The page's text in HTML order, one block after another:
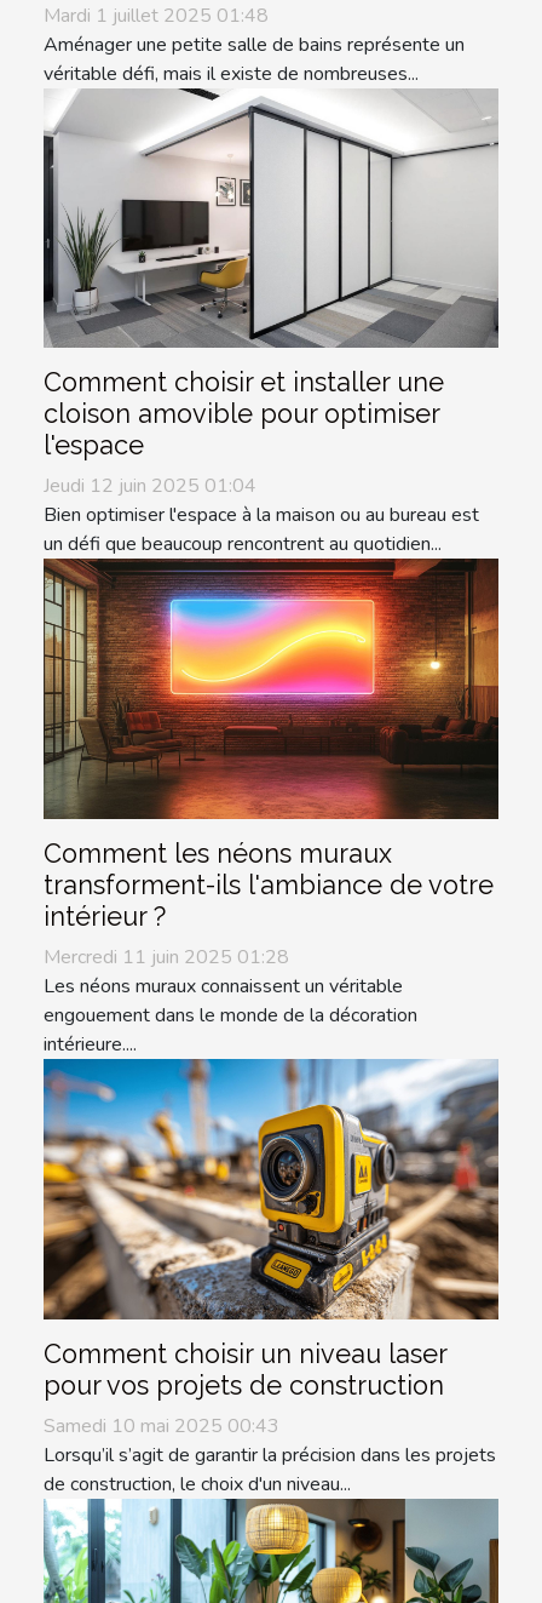
Mardi 1 juillet 2025 01:48
Aménager une petite salle de bains représente un
véritable défi, mais il existe de nombreuses...
Comment choisir et installer une
cloison amovible pour optimiser
l'espace
Jeudi 12 juin 2025 01:04
Bien optimiser l'espace à la maison ou au bureau est
un défi que beaucoup rencontrent au quotidien...
Comment les néons muraux
transforment-ils l'ambiance de votre
intérieur ?
Mercredi 11 juin 2025 01:28
Les néons muraux connaissent un véritable
engouement dans le monde de la décoration
intérieure....
Comment choisir un niveau laser
pour vos projets de construction
Samedi 10 mai 2025 00:43
Lorsqu’il s’agit de garantir la précision dans les projets
de construction, le choix d'un niveau...